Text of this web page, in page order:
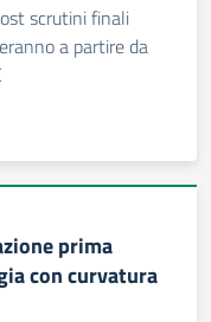
scrutini finali
a partire da
prima
con curvatura